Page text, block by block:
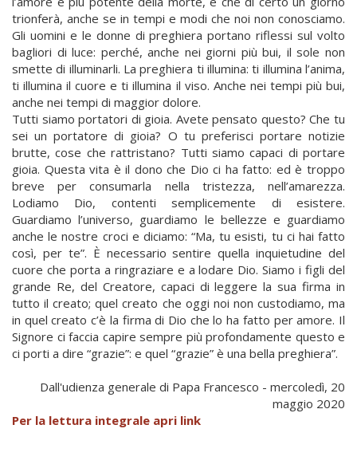
trionferà, anche se in tempi e modi che noi non conosciamo.
Gli uomini e le donne di preghiera portano riflessi sul volto
bagliori di luce: perché, anche nei giorni più bui, il sole non
smette di illuminarli. La preghiera ti illumina: ti illumina l’anima,
ti illumina il cuore e ti illumina il viso. Anche nei tempi più bui,
anche nei tempi di maggior dolore.
Tutti siamo portatori di gioia. Avete pensato questo? Che tu
sei un portatore di gioia? O tu preferisci portare notizie
brutte, cose che rattristano? Tutti siamo capaci di portare
gioia. Questa vita è il dono che Dio ci ha fatto: ed è troppo
breve per consumarla nella tristezza, nell’amarezza.
Lodiamo Dio, contenti semplicemente di esistere.
Guardiamo l’universo, guardiamo le bellezze e guardiamo
anche le nostre croci e diciamo: “Ma, tu esisti, tu ci hai fatto
così, per te”. È necessario sentire quella inquietudine del
cuore che porta a ringraziare e a lodare Dio. Siamo i figli del
grande Re, del Creatore, capaci di leggere la sua firma in
tutto il creato; quel creato che oggi noi non custodiamo, ma
in quel creato c’è la firma di Dio che lo ha fatto per amore. Il
Signore ci faccia capire sempre più profondamente questo e
ci porti a dire “grazie”: e quel “grazie” è una bella preghiera”.
Dall'udienza generale di Papa Francesco - mercoledì, 20
maggio 2020
Per la lettura integrale apri link